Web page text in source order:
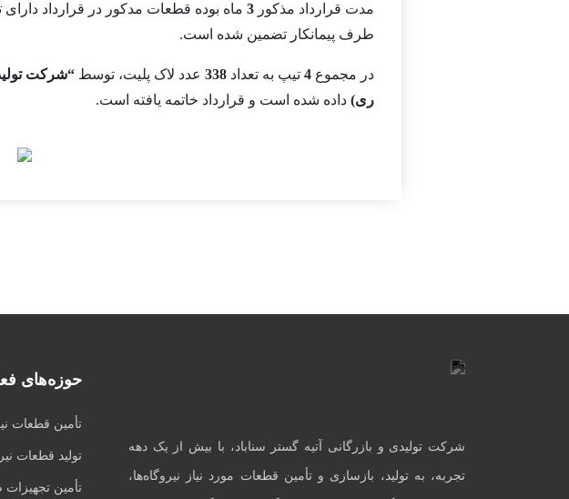
مدت قرارداد مذکور 3 ماه بوده قطعات مدکور در قرارداد
طرف پیمانکار تضمین شده است.
در مجموع 4 تیپ به تعداد 338 عدد لاک پلیت، توسط “شرکت
ری) داده شده است و قرارداد خاتمه یافته است.
شرکت تولیدی و بازرگانی آتیه گستر سناباد، با بیش از یک دهه
تجربه، به تولید، بازسازی و تأمین قطعات مورد نیاز نیروگاه‌ها،
حوزه‌های
تأمین قطعات
تولید قطعات
تأمین تجهیزات